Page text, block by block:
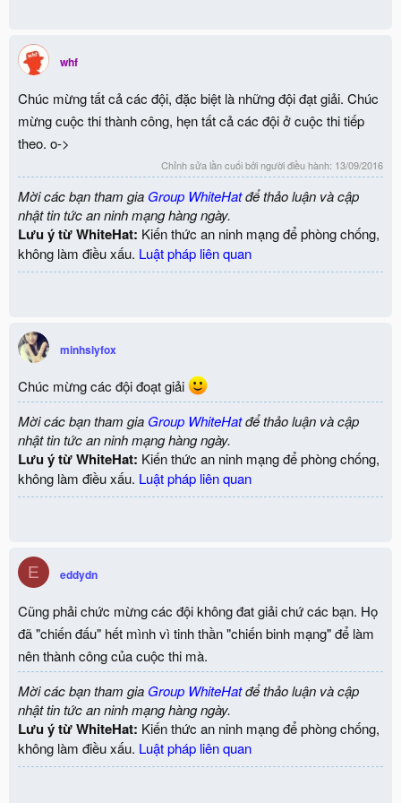
whf
Chúc mừng tất cả các đội, đặc biệt là những đội đạt giải. Chúc
mừng cuộc thi thành công, hẹn tất cả các đội ở cuộc thi tiếp
theo. o->
Chỉnh sửa lần cuối bởi người điều hành: 13/09/2016
Mời các bạn tham gia Group WhiteHatđể thảo luận và cập
nhật tin tức an ninh mạng hàng ngày.
Lưu ý từ WhiteHat: Kiến thức an ninh mạng để phòng chống,
không làm điều xấu. Luật pháp liên quan
minhslyfox
Chúc mừng các đội đoạt giải
Mời các bạn tham gia Group WhiteHatđể thảo luận và cập
nhật tin tức an ninh mạng hàng ngày.
Lưu ý từ WhiteHat: Kiến thức an ninh mạng để phòng chống,
không làm điều xấu. Luật pháp liên quan
E eddydn
Cũng phải chức mừng các đội không đat giải chứ các bạn. Họ
đã "chiến đấu" hết mình vì tinh thần "chiến binh mạng" để làm
nên thành công của cuộc thi mà.
Mời các bạn tham gia Group WhiteHatđể thảo luận và cập
nhật tin tức an ninh mạng hàng ngày.
Lưu ý từ WhiteHat: Kiến thức an ninh mạng để phòng chống,
không làm điều xấu. Luật pháp liên quan